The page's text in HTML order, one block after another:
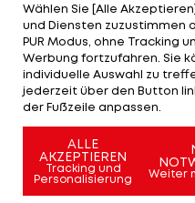
Wählen Sie [Alle
und Diensten zuzustimmen
PUR Modus, ohne Tracking
Werbung fortzufahren. Sie
individuelle Auswahl zu
jederzeit über den Button
der Fußzeile anpassen.
ALLE
AKZEPTIEREN
Tracking und
Personalisierung
Weiter